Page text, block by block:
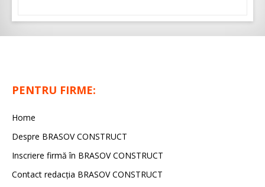
PENTRU FIRME:
Home
Despre BRASOV CONSTRUCT
Inscriere firmă în BRASOV CONSTRUCT
Contact redacţia BRASOV CONSTRUCT